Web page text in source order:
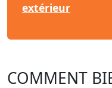
extérieur
COMMENT